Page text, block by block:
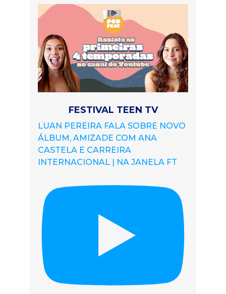
FESTIVAL TEEN TV
LUAN PEREIRA FALA SOBRE NOVO
ÁLBUM, AMIZADE COM ANA
CASTELA E CARREIRA
INTERNACIONAL | NA JANELA FT